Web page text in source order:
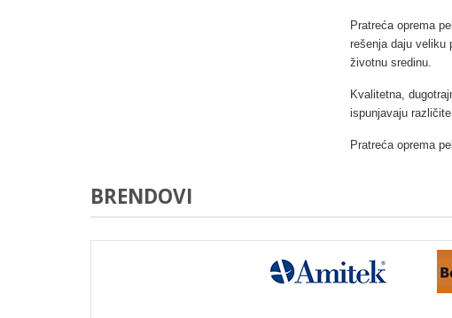
Pratreća oprema
rešenja daju veliku
životnu sredinu.
Kvalitetna,
ispunjavaju
Pratreća oprema
BRENDOVI